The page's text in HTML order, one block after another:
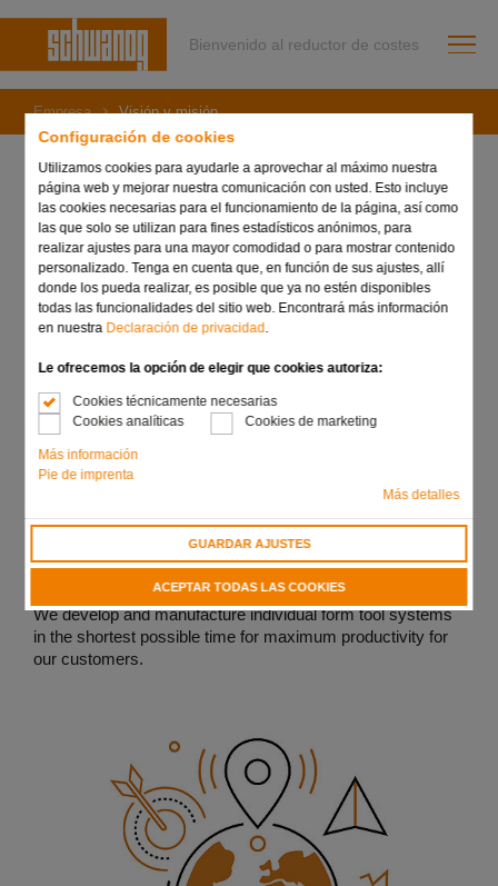
Configuración de cookies
Utilizamos cookies para ayudarle a aprovechar al máximo nuestra
página web y mejorar nuestra comunicación con usted. Esto incluye
las cookies necesarias para el funcionamiento de la página, así como
las que solo se utilizan para fines estadísticos anónimos, para
realizar ajustes para una mayor comodidad o para mostrar contenido
personalizado. Tenga en cuenta que, en función de sus ajustes, allí
donde los pueda realizar, es posible que ya no estén disponibles
todas las funcionalidades del sitio web. Encontrará más información
en nuestra Declaración de privacidad.
Le ofrecemos la opción de elegir que cookies autoriza:
Cookies técnicamente necesarias
Cookies analíticas
Cookies de marketing
Más información
Pie de imprenta
Más detalles
GUARDAR AJUSTES
ACEPTAR TODAS LAS COOKIES
Bienvenido al reductor de costes
Empresa Visión y misión
Visión y misión
No sólo cumplimos los deseos de los clientes, sino que los
superamos. Con este objetivo, todo nuestro equipo se pone
este compromiso, de este entusiasmo, de este equipo.
Our vision
Schwanog form tool systems are used on any metal cutting
Our mission
We develop and manufacture individual form tool systems
in the shortest possible time for maximum productivity for
our customers.